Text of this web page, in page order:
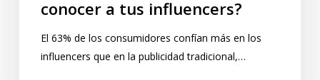
conocer a tus influencers?
El 63% de los consumidores confían más en los
influencers que en la publicidad tradicional,…